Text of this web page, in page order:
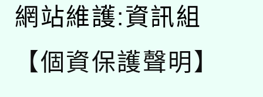
網站維護:資訊組
【個資保護聲明】